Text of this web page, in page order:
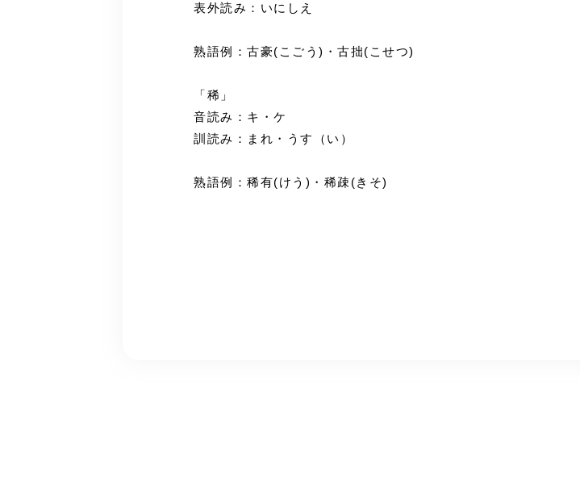
表外読み：いにしえ
熟語例：古豪(こごう)・古拙(こせつ)
「稀」
音読み：キ・ケ
訓読み：まれ・うす（い）
熟語例：稀有(けう)・稀疎(きそ)